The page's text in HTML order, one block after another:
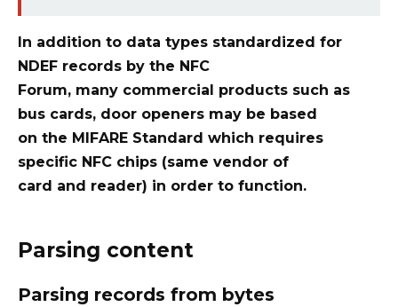
In addition to data types standardized for
NDEF records by the NFC
Forum, many commercial products such as
bus cards, door openers may be based
on the MIFARE Standard which requires
specific NFC chips (same vendor of
card and reader) in order to function.
Parsing content
Parsing records from bytes